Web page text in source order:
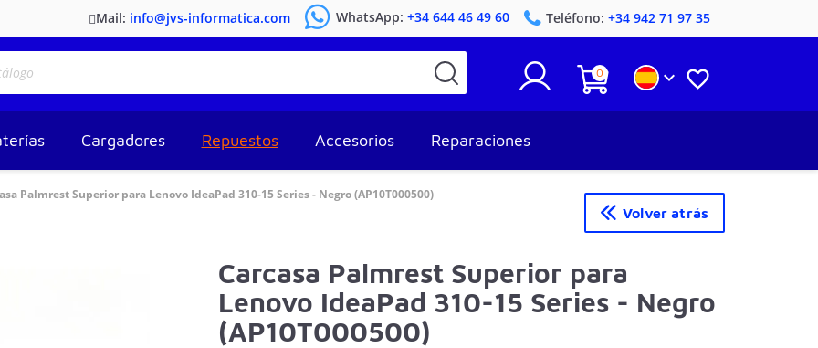
Mail: info@jvs-informatica.com WhatsApp:+34 644 46 49 60 Teléfono: +34 942 71 97 35
0  
Cargadores Repuestos Accesorios Reparaciones
Palmrest Superior para Lenovo IdeaPad 310-15 Series - Negro (AP10T000500)
Volver atrás
Carcasa Palmrest Superior para
Lenovo IdeaPad 310-15 Series - Negro
(AP10T000500)